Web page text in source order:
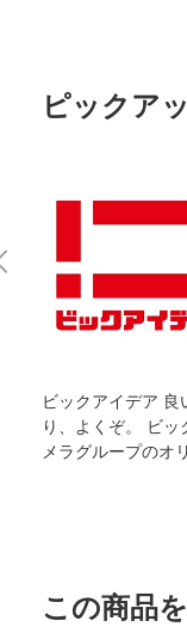
ピックア
ビックアイデア 良
り、よくぞ。 ビッ
メラグループのオ
この商品